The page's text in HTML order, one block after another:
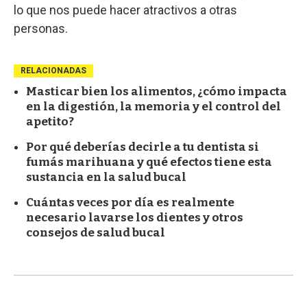
lo que nos puede hacer atractivos a otras
personas.
RELACIONADAS
Masticar bien los alimentos, ¿cómo impacta
en la digestión, la memoria y el control del
apetito?
Por qué deberías decirle a tu dentista si
fumás marihuana y qué efectos tiene esta
sustancia en la salud bucal
Cuántas veces por día es realmente
necesario lavarse los dientes y otros
consejos de salud bucal